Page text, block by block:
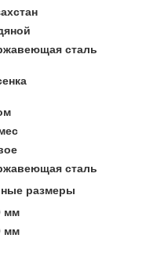
сталь
сталь
размеры
мм
мм